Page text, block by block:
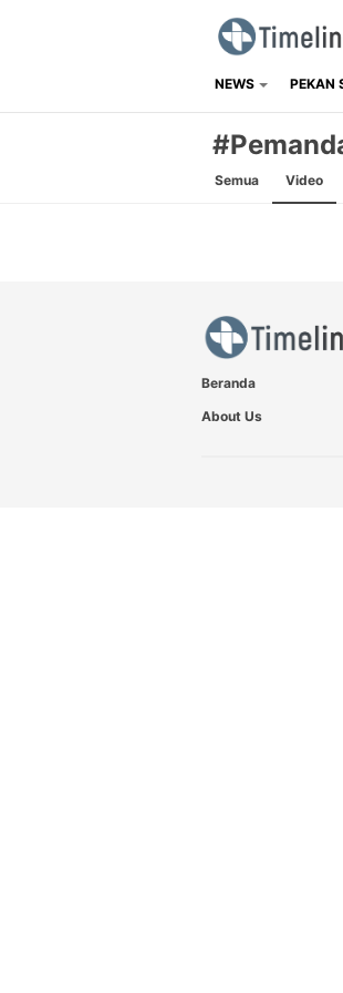
Timelines.id
Media Literasi,
NEWS PEKAN
Semua Video
Beranda
About Us